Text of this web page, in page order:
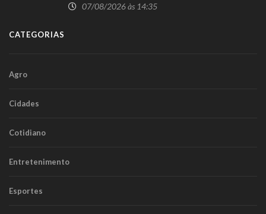
07/08/2026 às 14:35
CATEGORIAS
Agro
Cidades
Cotidiano
Entretenimento
Esportes